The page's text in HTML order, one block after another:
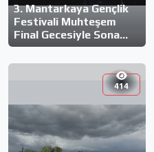
3. Mantarkaya Gençlik
Festivali Muhteşem
Final Gecesiyle Sona
Erdi!
414